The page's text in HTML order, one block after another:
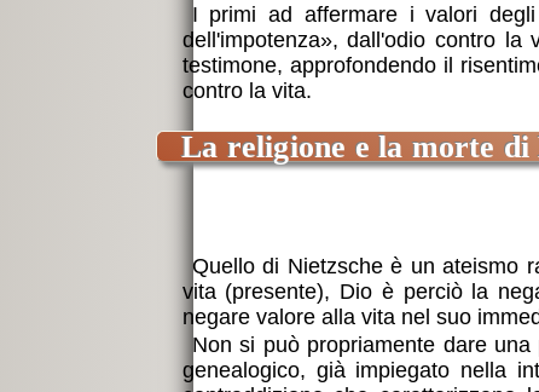
I primi ad affermare i valori
dell'impotenza , dall'odio contro la
testimone, approfondendo il
contro la vita.
la religione e la morte di
Quello di Nietzsche è un ateismo
vita (presente), Dio è perciò la
negare valore alla vita nel suo
Non si può propriamente dare
genealogico, già impiegato nella